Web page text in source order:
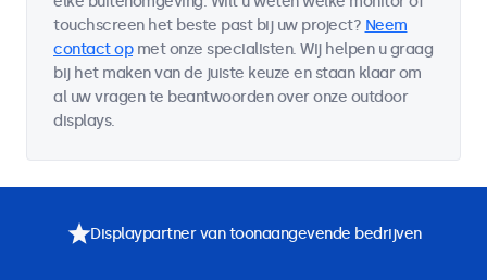
touchscreen het beste past bij uw project? Neem
contact opmet onze specialisten. Wij helpen u graag
bij het maken van de juiste keuze en staan klaar om
al uw vragen te beantwoorden over onze outdoor
displays.
Displaypartner van toonaangevende bedrijven